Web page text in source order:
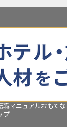
職マニュアルおもて
プ